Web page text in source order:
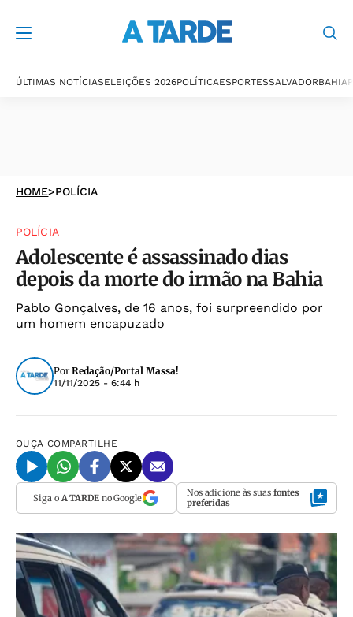
ÚLTIMAS NOTÍCIASELEIÇÕES 2026POLÍTICAESPORTESSALVADORBAHIA
HOME>POLÍCIA
POLÍCIA
Adolescente é assassinado dias
depois da morte do irmão na Bahia
Pablo Gonçalves, de 16 anos, foi surpreendido por
um homem encapuzado
Por Redação/Portal Massa!
11/11/2025 - 6:44 h
OUÇA COMPARTILHE
Siga o A TARDEno Google Nos adicione às suas fontes
preferidas